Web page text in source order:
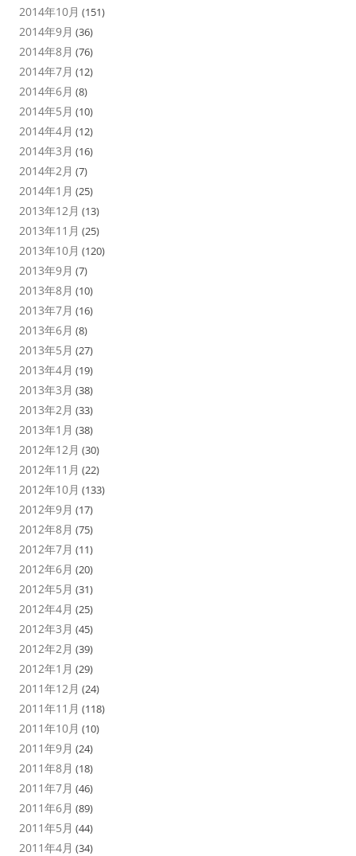
2014年10月 (151)
2014年9月 (36)
2014年8月 (76)
2014年7月 (12)
2014年6月 (8)
2014年5月 (10)
2014年4月 (12)
2014年3月 (16)
2014年2月 (7)
2014年1月 (25)
2013年12月 (13)
2013年11月 (25)
2013年10月 (120)
2013年9月 (7)
2013年8月 (10)
2013年7月 (16)
2013年6月 (8)
2013年5月 (27)
2013年4月 (19)
2013年3月 (38)
2013年2月 (33)
2013年1月 (38)
2012年12月 (30)
2012年11月 (22)
2012年10月 (133)
2012年9月 (17)
2012年8月 (75)
2012年7月 (11)
2012年6月 (20)
2012年5月 (31)
2012年4月 (25)
2012年3月 (45)
2012年2月 (39)
2012年1月 (29)
2011年12月 (24)
2011年11月 (118)
2011年10月 (10)
2011年9月 (24)
2011年8月 (18)
2011年7月 (46)
2011年6月 (89)
2011年5月 (44)
2011年4月 (34)